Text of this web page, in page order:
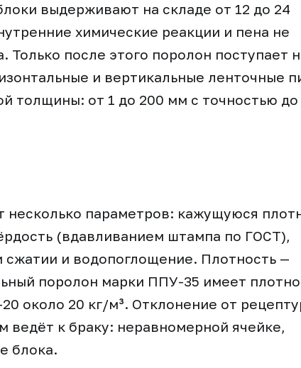
выдерживают на складе от 12 до 24
химические реакции и пена не
Только после этого поролон поступает
и вертикальные ленточные
толщины: от 1 до 200 мм с точностью до
параметров: кажущуюся
(вдавливанием штампа по ГОСТ),
и водопоглощение. Плотность —
поролон марки ППУ-35 имеет
около 20 кг/м³. Отклонение от
ведёт к браку: неравномерной ячейке,
блока.